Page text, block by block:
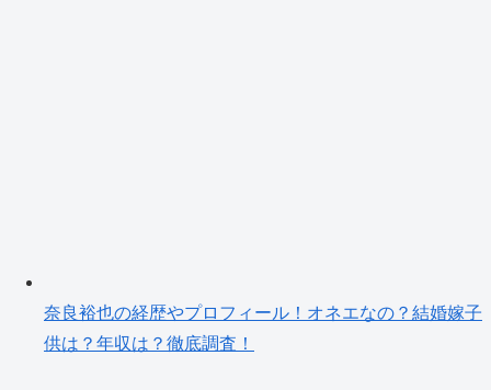
奈良裕也の経歴やプロフィール！オネエなの？結婚嫁子
供は？年収は？徹底調査！